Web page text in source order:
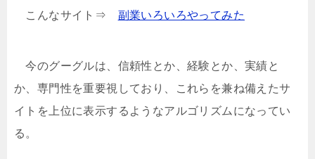
こんなサイト⇒ 副業いろいろやってみた
今のグーグルは、信頼性とか、経験とか、実績と
か、専門性を重要視しており、これらを兼ね備えたサ
イトを上位に表示するようなアルゴリズムになってい
る。